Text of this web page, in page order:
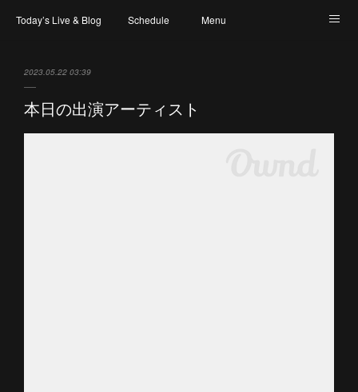
Today’s Live & Blog Schedule Menu
2023.05.22 03:39
本日の出演アーティスト